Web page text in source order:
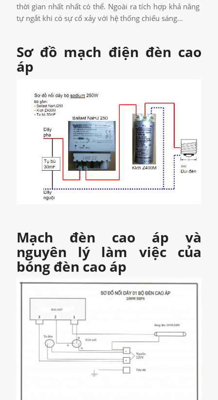
thời gian nhất nhất có thể. Ngoài ra tích hợp khả năng
tự ngắt khi có sự cố xảy với hệ thống chiếu sáng...
Sơ đồ mạch điện đèn cao
áp
Mạch đèn cao áp và
nguyên lý làm việc của
bóng đèn cao áp